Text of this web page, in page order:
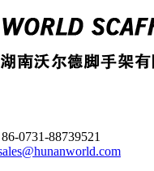
0731-88739521